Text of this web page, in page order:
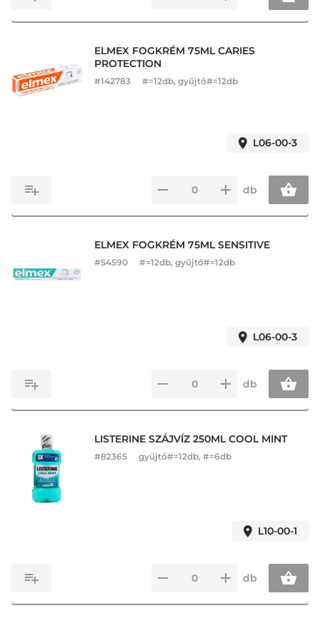
ELMEX FOGKRÉM 75ML CARIES
PROTECTION
#142783 #=12db, gyűjtő#=12db
L06-00-3
db
ELMEX FOGKRÉM 75ML SENSITIVE
#54590 #=12db, gyűjtő#=12db
L06-00-3
db
LISTERINE SZÁJVÍZ 250ML COOL MINT
#82365 gyűjtő#=12db, #=6db
L10-00-1
db